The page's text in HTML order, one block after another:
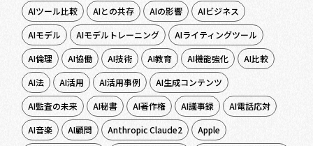
AIツール比較
AIとの共存 AIの影響
AIビジネス
AIモデル
AIモデルトレーニング
AIライティングツール
AI倫理
AI協働 AI技術 AI教育 AI機能強化
AI比較
AI法
AI活用 AI活用事例
AI生成コンテンツ
AI監査の未来
AI秘書 AI著作権 AI議事録
AI電話応対
AI音楽
AI顧問 Anthropic Claude2
Apple